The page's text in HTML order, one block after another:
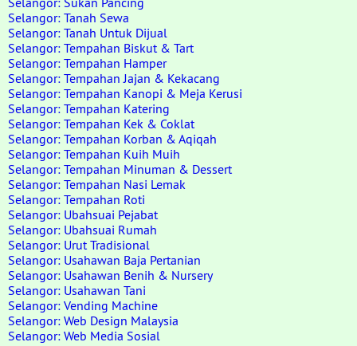
Selangor: Tanah Sewa
Selangor: Tanah Untuk Dijual
Selangor: Tempahan Biskut & Tart
Selangor: Tempahan Hamper
Selangor: Tempahan Jajan & Kekacang
Selangor: Tempahan Kanopi & Meja Kerusi
Selangor: Tempahan Katering
Selangor: Tempahan Kek & Coklat
Selangor: Tempahan Korban & Aqiqah
Selangor: Tempahan Kuih Muih
Selangor: Tempahan Minuman & Dessert
Selangor: Tempahan Nasi Lemak
Selangor: Tempahan Roti
Selangor: Ubahsuai Pejabat
Selangor: Ubahsuai Rumah
Selangor: Urut Tradisional
Selangor: Usahawan Baja Pertanian
Selangor: Usahawan Benih & Nursery
Selangor: Usahawan Tani
Selangor: Vending Machine
Selangor: Web Design Malaysia
Selangor: Web Media Sosial